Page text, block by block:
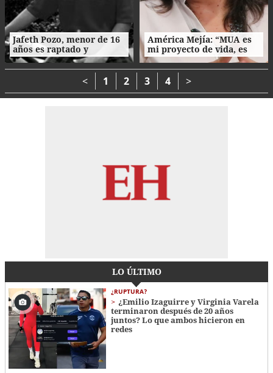
Jafeth Pozo, menor de 16
años es raptado y
asesinado tras cita en
Tegucigalpa
América Mejía: “MUA es
mi proyecto de vida, es
parte de mi esencia”
< 1 2 3 4 >
LO ÚLTIMO
¿RUPTURA?
¿Emilio Izaguirre y Virginia Varela
terminaron después de 20 años
juntos? Lo que ambos hicieron en
redes